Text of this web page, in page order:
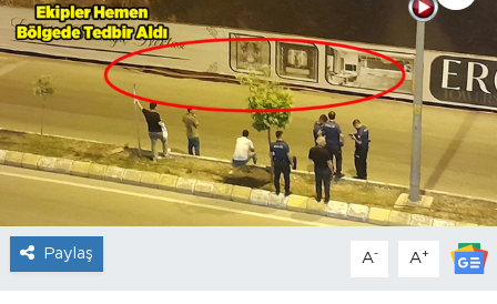
Paylaş A- A+